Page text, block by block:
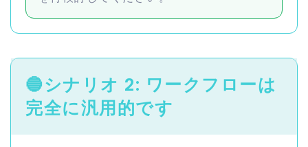
🔵シナリオ 2: ワークフローは
完全に汎用的です